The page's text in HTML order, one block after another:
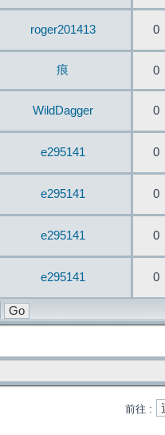
roger201413 0
痕 0
WildDagger 0
e295141 0
e295141 0
e295141 0
e295141 0
前往 :